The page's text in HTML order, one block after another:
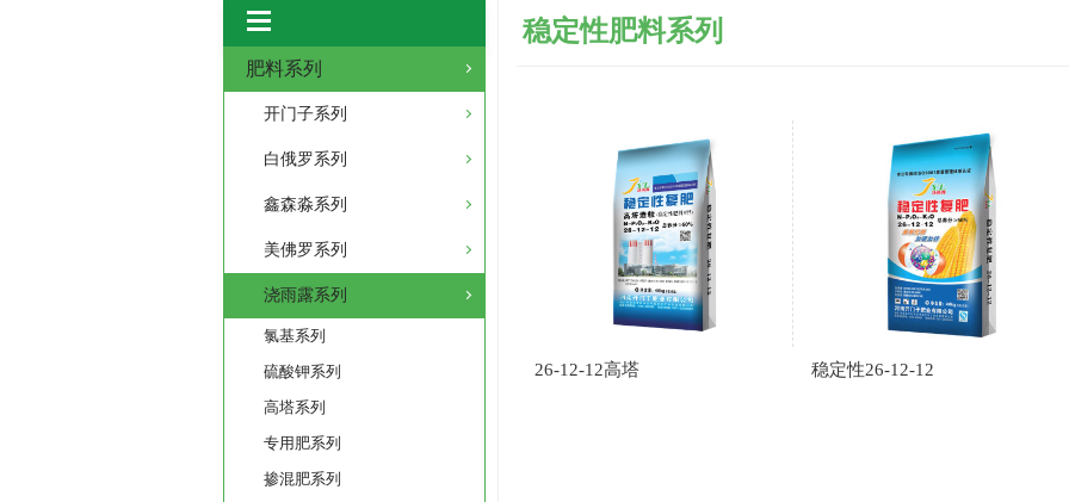
肥料系列
开门子系列
白俄罗系列
鑫森淼系列
美佛罗系列
浇雨露系列
氯基系列
硫酸钾系列
高塔系列
专用肥系列
掺混肥系列
稳定性肥料系列
26-12-12高塔 稳定性26-12-12